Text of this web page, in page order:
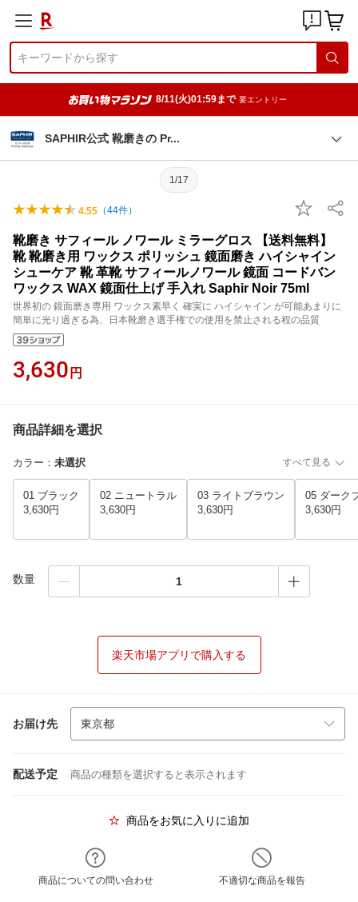
8/11(火)01:59まで 要エントリー
SAPHIR公式 靴磨きの Pr
1/17
4.55 （44件）
靴磨き サフィール ノワール ミラーグロス 【送料無料】
靴 靴磨き用 ワックス ポリッシュ 鏡面磨き ハイシャイン
シューケア 靴 革靴 サフィールノワール 鏡面 コードバン
ワックス WAX 鏡面仕上げ 手入れ Saphir Noir 75ml
世界初の 鏡面磨き専用 ワックス素早く 確実に ハイシャイン が可能あまりに
簡単に光り過ぎる為、日本靴磨き選手権での使用を禁止される程の品質
3,630 円
商品詳細を選択
カラー ： 未選択 すべて見る
01 ブラック
3,630円
02 ニュートラル
3,630円
03 ライトブラウン
3,630円
05 ダーク
3,630円
数量
楽天市場アプリで購入する
お届け先
配送予定 商品の種類を選択すると表示されます
商品をお気に入りに追加
商品についての問い合わせ 不適切な商品を報告